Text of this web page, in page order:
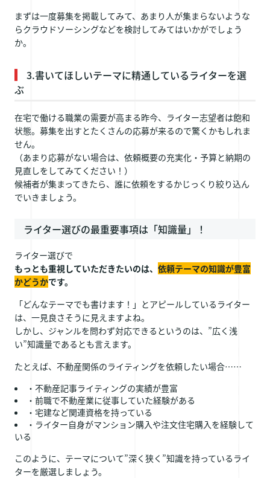
まずは一度募集を掲載してみて、あまり人が集まらないような
らクラウドソーシングなどを検討してみてはいかがでしょう
か。
3.書いてほしいテーマに精通しているライターを選
ぶ
在宅で働ける職業の需要が高まる昨今、ライター志望者は飽和
状態。募集を出すとたくさんの応募が来るので驚くかもしれま
せん。
（あまり応募がない場合は、依頼概要の充実化・予算と納期の
見直しをしてみてください！）
候補者が集まってきたら、誰に依頼をするかじっくり絞り込ん
でいきましょう。
ライター選びの最重要事項は「知識量」！
ライター選びで
もっとも重視していただきたいのは、 依頼テーマの知識が豊富
かどうかです。
「どんなテーマでも書けます！」とアピールしているライター
は、一見良さそうに見えますよね。
しかし、ジャンルを問わず対応できるというのは、”広く浅
い”知識量であるとも言えます。
たとえば、不動産関係のライティングを依頼したい場合……
・不動産記事ライティングの実績が豊富
・前職で不動産業に従事していた経験がある
・宅建など関連資格を持っている
・ライター自身がマンション購入や注文住宅購入を経験して
いる
このように、テーマについて”深く狭く”知識を持っているライ
ターを厳選しましょう。